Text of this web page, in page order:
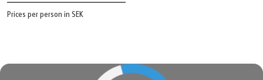
Prices per person in SEK